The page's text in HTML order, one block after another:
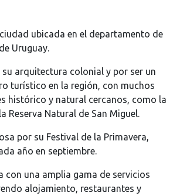
ubicada en el departamento de
Uruguay.
arquitectura colonial y por ser un
turístico en la región, con muchos
histórico y natural cercanos, como la
Reserva Natural de San Miguel.
por su Festival de la Primavera,
año en septiembre.
con una amplia gama de servicios
alojamiento, restaurantes y